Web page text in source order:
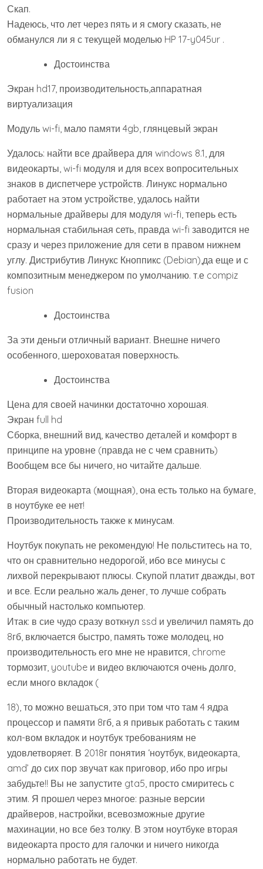
Скап.
Надеюсь, что лет через пять и я смогу сказать, не
обманулся ли я с текущей моделью HP 17-y045ur .
Достоинства
Экран hd17, производительность,аппаратная
виртуализация
Модуль wi-fi, мало памяти 4gb, глянцевый экран
Удалось: найти все драйвера для windows 8.1, для
видеокарты, wi-fi модуля и для всех вопросительных
знаков в диспетчере устройств. Линукс нормально
работает на этом устройстве, удалось найти
нормальные драйверы для модуля wi-fi, теперь есть
нормальная стабильная сеть, правда wi-fi заводится не
сразу и через приложение для сети в правом нижнем
углу. Дистрибутив Линукс Кноппикс (Debian),да еще и с
композитным менеджером по умолчанию. т.е compiz
fusion
Достоинства
За эти деньги отличный вариант. Внешне ничего
особенного, шероховатая поверхность.
Достоинства
Цена для своей начинки достаточно хорошая.
Экран full hd
Сборка, внешний вид, качество деталей и комфорт в
принципе на уровне (правда не с чем сравнить)
Вообщем все бы ничего, но читайте дальше.
Вторая видеокарта (мощная), она есть только на бумаге,
в ноутбуке ее нет!
Производительность также к минусам.
Ноутбук покупать не рекомендую! Не польститесь на то,
что он сравнительно недорогой, ибо все минусы с
лихвой перекрывают плюсы. Скупой платит дважды, вот
и все. Если реально жаль денег, то лучше собрать
обычный настолько компьютер.
Итак: в сие чудо сразу воткнул ssd и увеличил память до
8гб, включается быстро, память тоже молодец, но
производительность его мне не нравится, chrome
тормозит, youtube и видео включаются очень долго,
если много вкладок (
18), то можно вешаться, это при том что там 4 ядра
процессор и памяти 8гб, а я привык работать с таким
кол-вом вкладок и ноутбук требованиям не
удовлетворяет. В 2018г понятия ‘ноутбук, видеокарта,
amd’ до сих пор звучат как приговор, ибо про игры
забудьте!! Вы не запустите gta5, просто смиритесь с
этим. Я прошел через многое: разные версии
драйверов, настройки, всевозможные другие
махинации, но все без толку. В этом ноутбуке вторая
видеокарта просто для галочки и ничего никогда
нормально работать не будет.